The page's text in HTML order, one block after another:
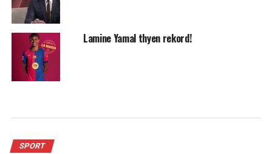
Lamine Yamal thyen rekord!
SPORT